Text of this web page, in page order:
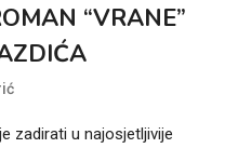
“VRANE”
zadirati u najosjetljivije